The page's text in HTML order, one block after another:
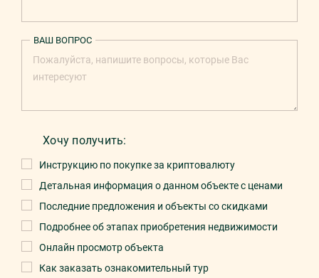
Хочу получить:
Инструкцию по покупке за криптовалюту
Детальная информация о данном объекте с ценами
Последние предложения и объекты со скидками
Подробнее об этапах приобретения недвижимости
Онлайн просмотр объекта
Как заказать ознакомительный тур
ВАШ ВОПРОС